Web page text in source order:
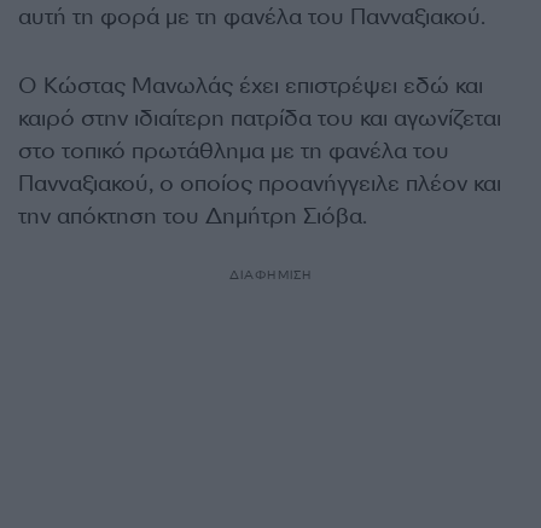
αυτή τη φορά με τη φανέλα του Πανναξιακού.
Ο Κώστας Μανωλάς έχει επιστρέψει εδώ και
καιρό στην ιδιαίτερη πατρίδα του και αγωνίζεται
στο τοπικό πρωτάθλημα με τη φανέλα του
Πανναξιακού, ο οποίος προανήγγειλε πλέον και
την απόκτηση του Δημήτρη Σιόβα.
ΔΙΑΦΗΜΙΣΗ